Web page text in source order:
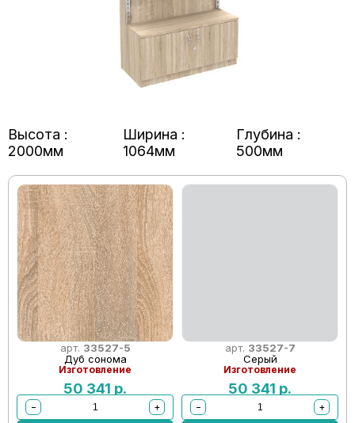
Высота :
2000мм
Ширина :
1064мм
Глубина :
500мм
арт. 33527-5
Дуб сонома
Изготовление
50 341 р.
−
+
арт. 33527-7
Серый
Изготовление
50 341 р.
−
+